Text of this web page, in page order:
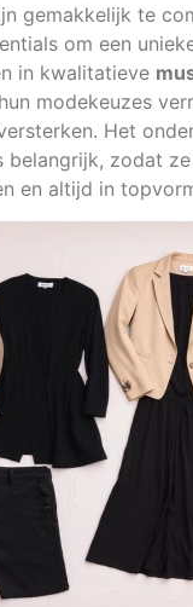
gemakkelijk te
om een
in kwalitatieve
modekeuzes
Het
belangrijk, zodat
en altijd in